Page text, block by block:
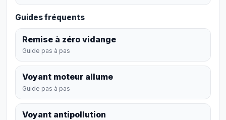
Guides fréquents
Remise à zéro vidange
Guide pas à pas
Voyant moteur allume
Guide pas à pas
Voyant antipollution